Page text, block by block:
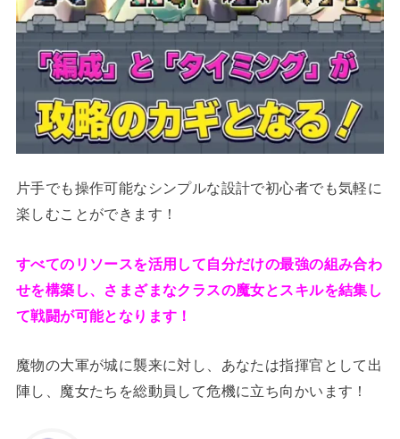
片手でも操作可能なシンプルな設計で初心者でも気軽に
楽しむことができます！
すべてのリソースを活用して自分だけの最強の組み合わ
せを構築し、さまざまなクラスの魔女とスキルを結集し
て戦闘が可能となります！
魔物の大軍が城に襲来に対し、あなたは指揮官として出
陣し、魔女たちを総動員して危機に立ち向かいます！